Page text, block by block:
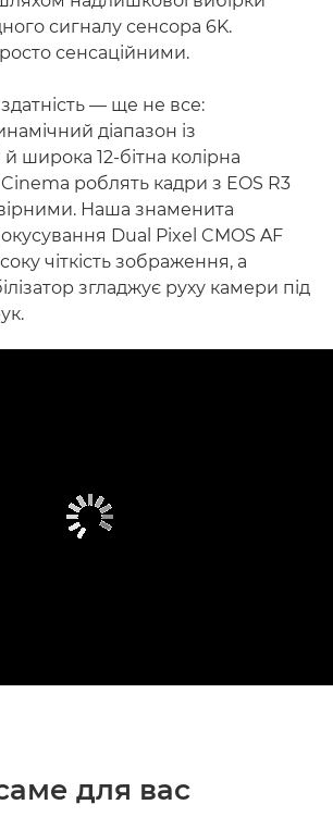
сигналу сенсора 6K.
сенсаційними.
— ще не все:
діапазон із
широка 12-бітна колірна
роблять кадри з EOS R3
Наша знаменита
Dual Pixel CMOS AF
чіткість зображення, а
згладжує руху камери під
для вас